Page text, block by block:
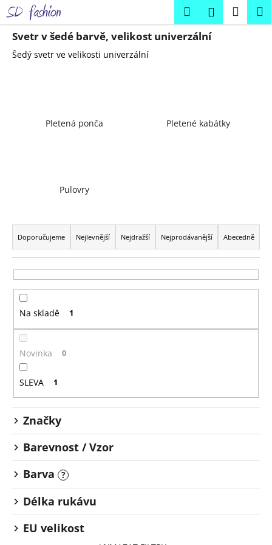
Přejít
na
obsah
HledatPřihlášení
Svetr v šedé barvě, velikost univerzální
Šedý svetr ve velikosti univerzální
Pletená ponča Pletené kabátky
Pulovry
Ř
a
z
e
n
p
r
o
d
u
k
t
ů
Doporučujeme Nejlevnější Nejdražší Nejprodávanější Abecedně
Na skladě 1
Novinka 0
SLEVA 1
Značky
Barevnost / Vzor
Barva
?
Délka rukávu
EU velikost
K
o Zpět
Zpět
e
e
n
a
t
D
o
p
o
r
u